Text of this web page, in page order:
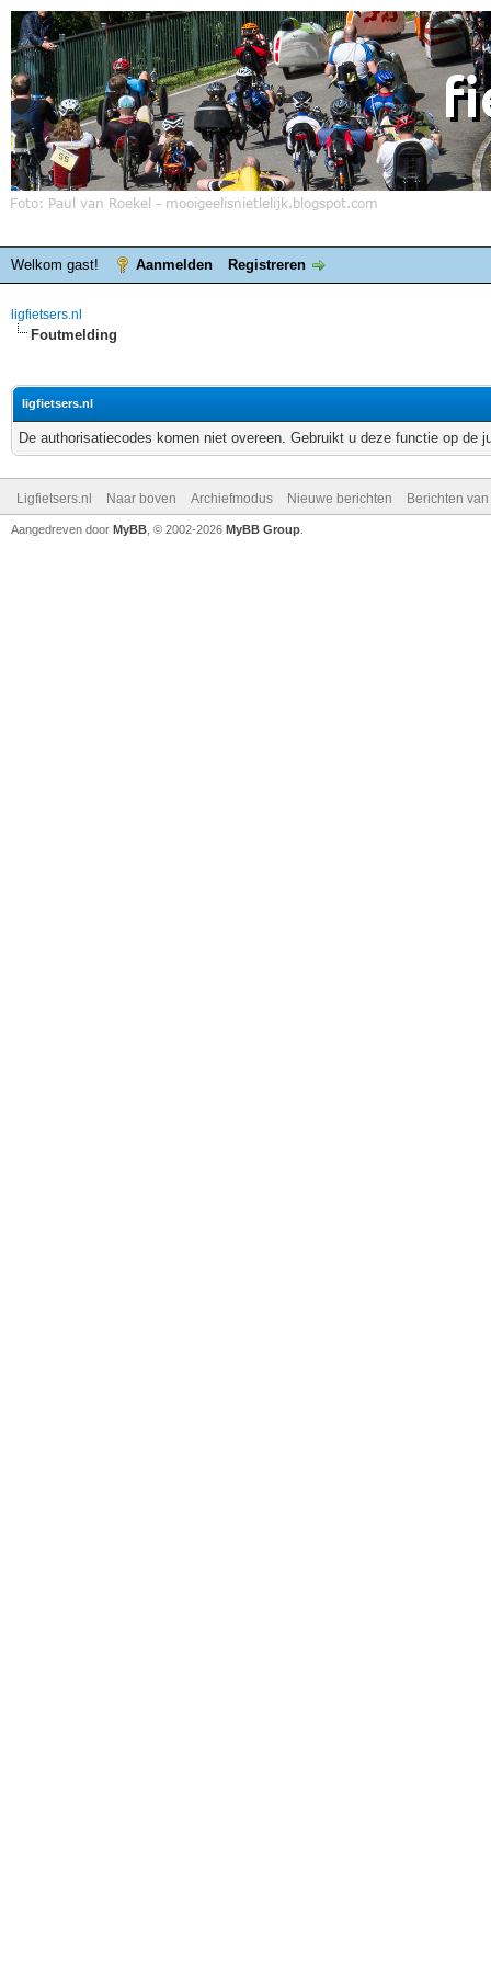
Welkom gast! Aanmelden Registreren
ligfietsers.nl
Foutmelding
ligfietsers.nl
De authorisatiecodes komen niet overeen. Gebruikt u deze functie op de
Ligfietsers.nl Naar boven Archiefmodus Nieuwe berichten Berichten
Aangedreven door MyBB , © 2002-2026 MyBB Group